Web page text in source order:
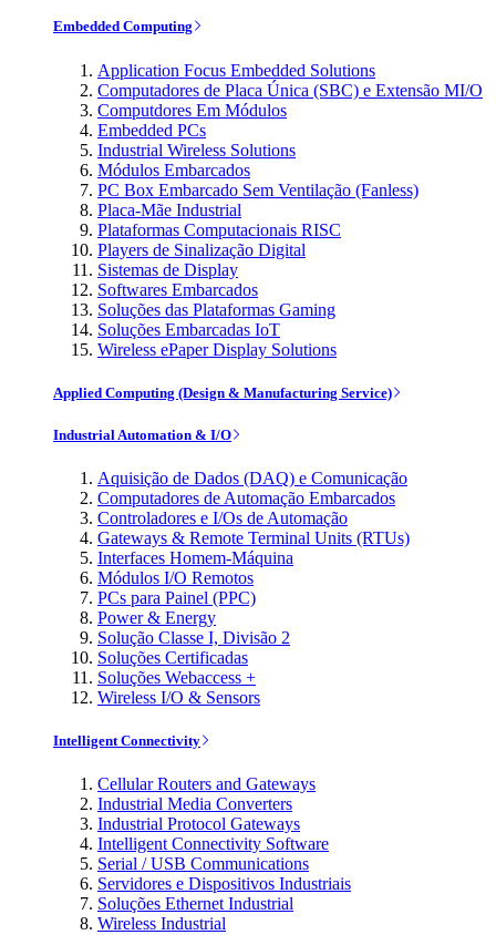
Embedded Computing
Application Focus Embedded Solutions
Computadores de Placa Única (SBC) e Extensão MI/O
Computdores Em Módulos
Embedded PCs
Industrial Wireless Solutions
Módulos Embarcados
PC Box Embarcado Sem Ventilação (Fanless)
Placa-Mãe Industrial
Plataformas Computacionais RISC
Players de Sinalização Digital
Sistemas de Display
Softwares Embarcados
Soluções das Plataformas Gaming
Soluções Embarcadas IoT
Wireless ePaper Display Solutions
Applied Computing (Design & Manufacturing Service)
Industrial Automation & I/O
Aquisição de Dados (DAQ) e Comunicação
Computadores de Automação Embarcados
Controladores e I/Os de Automação
Gateways & Remote Terminal Units (RTUs)
Interfaces Homem-Máquina
Módulos I/O Remotos
PCs para Painel (PPC)
Power & Energy
Solução Classe I, Divisão 2
Soluções Certificadas
Soluções Webaccess +
Wireless I/O & Sensors
Intelligent Connectivity
Cellular Routers and Gateways
Industrial Media Converters
Industrial Protocol Gateways
Intelligent Connectivity Software
Serial / USB Communications
Servidores e Dispositivos Industriais
Soluções Ethernet Industrial
Wireless Industrial